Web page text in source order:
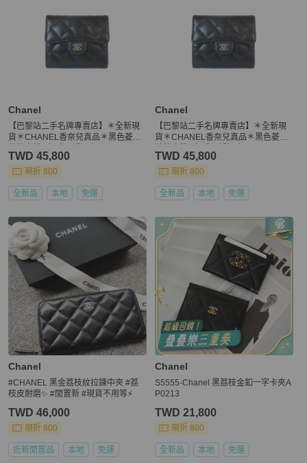
Chanel
【巴黎站二手名牌專賣店】＊全新現
貨＊CHANEL香奈兒真品＊黑色菱格
TWD 45,800
現折 800
全新品 本地 免運
Chanel
【巴黎站二手名牌專賣店】＊全新現
貨＊CHANEL香奈兒真品＊黑色菱格
TWD 45,800
現折 800
全新品 本地 免運
Chanel
#CHANEL 黑金荔枝紋拉鍊中夾 #荔
枝皮耐磨✨ #閒置新 #現貨不用等⚡️
TWD 46,000
現折 800
近新閒置品 本地 免運
Chanel
S5555-Chanel 黑荔枝金釦一字卡夾A
P0213
TWD 21,800
現折 800
全新品 本地 免運